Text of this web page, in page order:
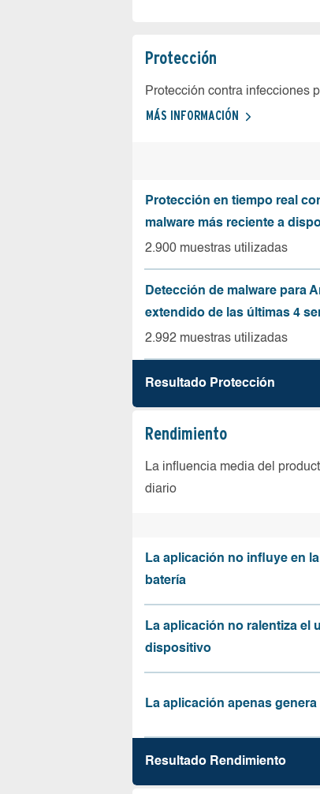
Protección
Protección contra infecciones
MÁS INFORMACIÓN
Protección en tiempo real
malware más reciente a
2.900 muestras utilizadas
Detección de malware para
extendido de las últimas 4
2.992 muestras utilizadas
Resultado Protección
Rendimiento
La influencia media del
diario
La aplicación no influye en
batería
La aplicación no ralentiza el
dispositivo
La aplicación apenas genera
Resultado Rendimiento